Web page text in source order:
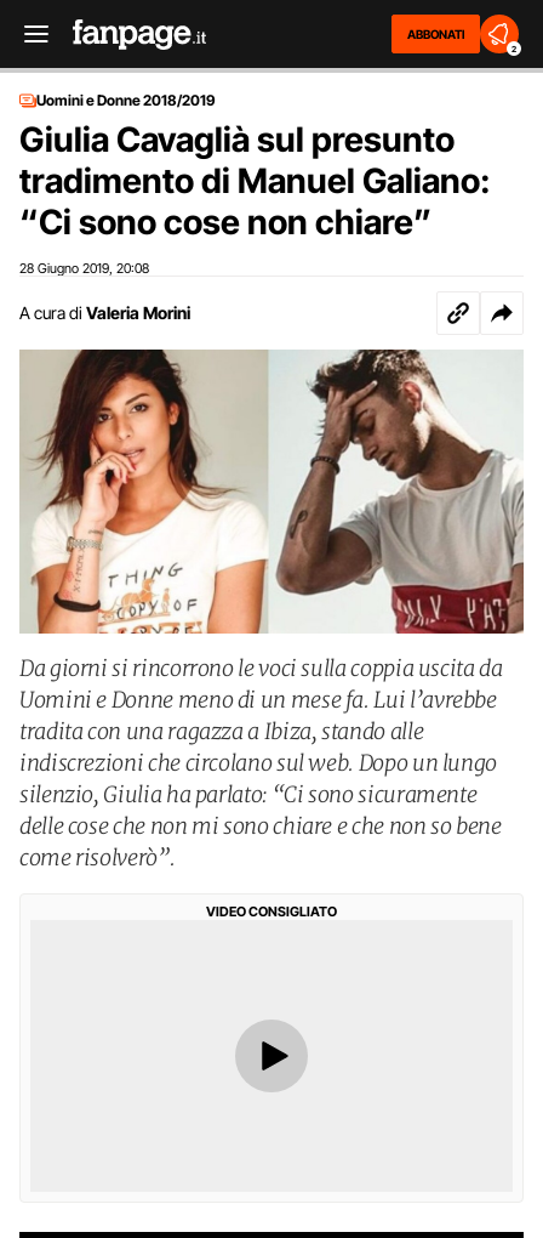
ABBONATI
2
Uomini e Donne 2018/2019
Giulia Cavaglià sul presunto
tradimento di Manuel Galiano:
“Ci sono cose non chiare”
28 Giugno 2019 20:08
A cura di Valeria Morini
Da giorni si rincorrono le voci sulla coppia uscita da
Uomini e Donne meno di un mese fa. Lui l’avrebbe
tradita con una ragazza a Ibiza, stando alle
indiscrezioni che circolano sul web. Dopo un lungo
silenzio, Giulia ha parlato: “Ci sono sicuramente
delle cose che non mi sono chiare e che non so bene
come risolverò”.
VIDEO CONSIGLIATO